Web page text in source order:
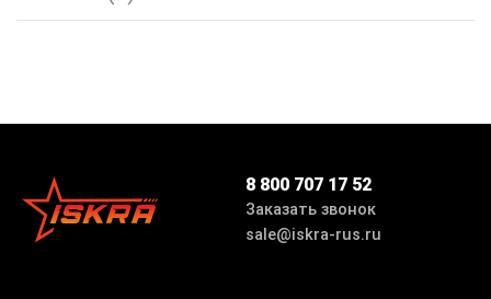
8 800 707 17 52
Заказать звонок
sale@iskra-rus.ru